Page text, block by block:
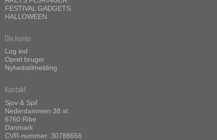
FESTIVAL GADGETS
HALLOWEEN
Din konto
Log ind
Opret bruger
Nyhedstilmelding
Kontakt
Sjov & Spil
Nederdammen 38 st.
6760 Ribe
Danmark
CVR-nummer: 30788656